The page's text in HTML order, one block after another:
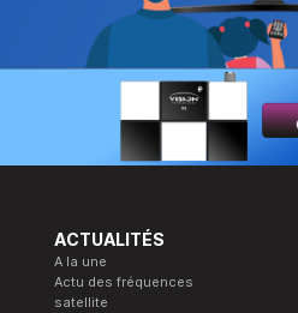
ACTUALITÉS
A la une
Actu des fréquences
satellite